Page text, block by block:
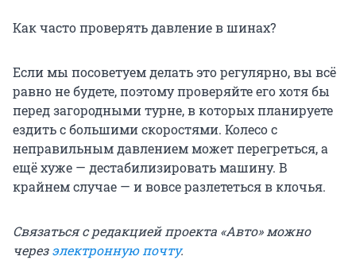
Как часто проверять давление в шинах?
Если мы посоветуем делать это регулярно, вы всё
равно не будете, поэтому проверяйте его хотя бы
перед загородными турне, в которых планируете
ездить с большими скоростями. Колесо с
неправильным давлением может перегреться, а
ещё хуже — дестабилизировать машину. В
крайнем случае — и вовсе разлететься в клочья.
Связаться с редакцией проекта «Авто» можно
черезэлектронную почту.